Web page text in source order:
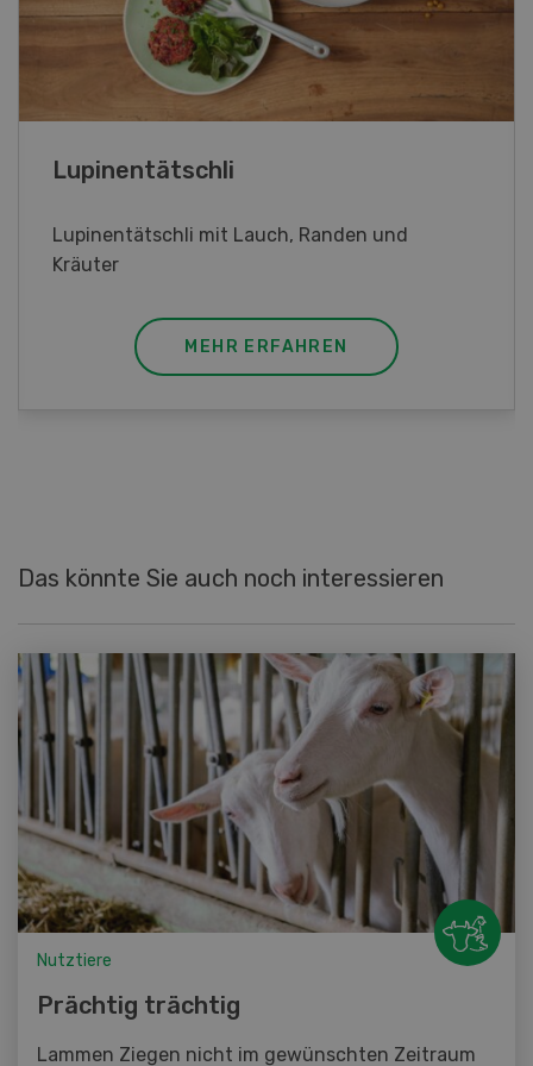
Frühlingsrollen
Frühlingsrollen mit Poulet
MEHR ERFAHREN
Das könnte Sie auch noch interessieren
Nutztiere
Prächtig trächtig
Lammen Ziegen nicht im gewünschten Zeitraum